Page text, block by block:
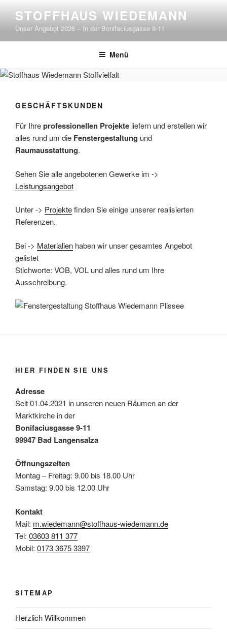
Inhalt
springen
STOFFHAUS WIEDEMANN
Unser Angebot 2026 – In der Bonifaciusgasse 9-11
Menü
GESCHÄFTSKUNDEN
Für Ihreprofessionellen Projekte liefern und erstellen wir
alles rund um die Fenstergestaltung und
Raumausstattung.
Sehen Sie alle angebotenen Gewerke im ->
Leistungsangebot
Unter -> Projektefinden Sie einige unserer realisierten
Referenzen.
Bei -> Materialien haben wir unser gesamtes Angebot
gelistet
Stichworte: VOB, VOL und alles rund um Ihre
Ausschreibung.
HIER FINDEN SIE UNS
Adresse
Seit 01.04.2021 in unseren neuen Räumen an der
Marktkirche in der
Bonifaciusgasse 9-11
99947 Bad Langensalza
Öffnungszeiten
Montag – Freitag: 9.00 bis 18.00 Uhr
Samstag: 9.00 bis 12.00 Uhr
Kontakt
Mail: m.wiedemann@stoffhaus-wiedemann.de
Tel: 03603 811 377
Mobil: 0173 3675 3397
SITEMAP
Herzlich Willkommen